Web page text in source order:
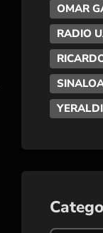
OMAR
RADIO